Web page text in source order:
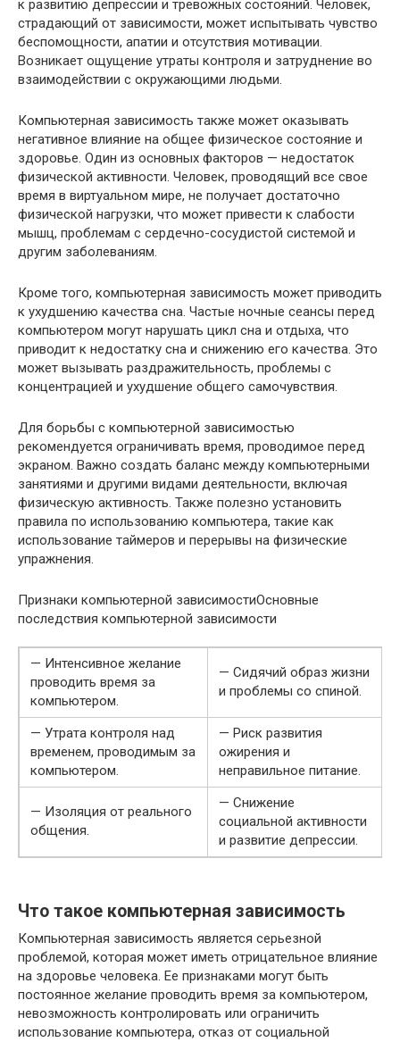
к развитию депрессии и тревожных состояний. Человек,
страдающий от зависимости, может испытывать чувство
беспомощности, апатии и отсутствия мотивации.
Возникает ощущение утраты контроля и затруднение во
взаимодействии с окружающими людьми.
Компьютерная зависимость также может оказывать
негативное влияние на общее физическое состояние и
здоровье. Один из основных факторов — недостаток
физической активности. Человек, проводящий все свое
время в виртуальном мире, не получает достаточно
физической нагрузки, что может привести к слабости
мышц, проблемам с сердечно-сосудистой системой и
другим заболеваниям.
Кроме того, компьютерная зависимость может приводить
к ухудшению качества сна. Частые ночные сеансы перед
компьютером могут нарушать цикл сна и отдыха, что
приводит к недостатку сна и снижению его качества. Это
может вызывать раздражительность, проблемы с
концентрацией и ухудшение общего самочувствия.
Для борьбы с компьютерной зависимостью
рекомендуется ограничивать время, проводимое перед
экраном. Важно создать баланс между компьютерными
занятиями и другими видами деятельности, включая
физическую активность. Также полезно установить
правила по использованию компьютера, такие как
использование таймеров и перерывы на физические
упражнения.
Признаки компьютерной зависимостиОсновные
последствия компьютерной зависимости
— Интенсивное желание
проводить время за
компьютером.
— Сидячий образ жизни
и проблемы со спиной.
— Утрата контроля над
временем, проводимым за
компьютером.
— Риск развития
ожирения и
неправильное питание.
— Изоляция от реального
общения.
— Снижение
социальной активности
и развитие депрессии.
Что такое компьютерная зависимость
Компьютерная зависимость является серьезной
проблемой, которая может иметь отрицательное влияние
на здоровье человека. Ее признаками могут быть
постоянное желание проводить время за компьютером,
невозможность контролировать или ограничить
использование компьютера, отказ от социальной